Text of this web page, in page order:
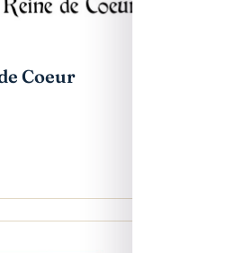
Coeur